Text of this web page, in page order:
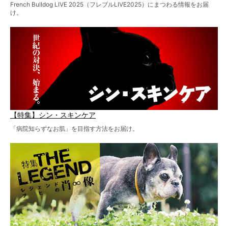
French Bulldog LIVE 2025（フレブルLIVE2025）にまつわる情報をお届
け。
【特集】シン・スキンケア
「病院知らずなお肌」を目指す方法をお届け。